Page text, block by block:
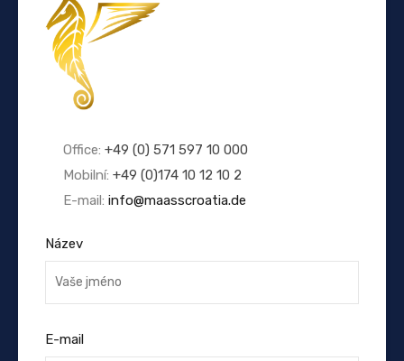
Office: +49 (0) 571 597 10 000
Mobilní: +49 (0)174 10 12 10 2
E-mail: info@maasscroatia.de
Název
E-mail